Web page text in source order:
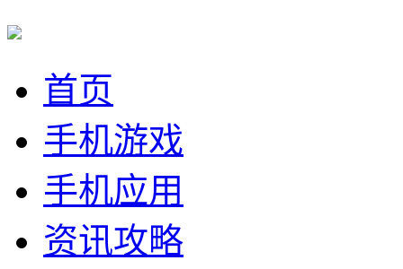
首页
手机游戏
手机应用
资讯攻略